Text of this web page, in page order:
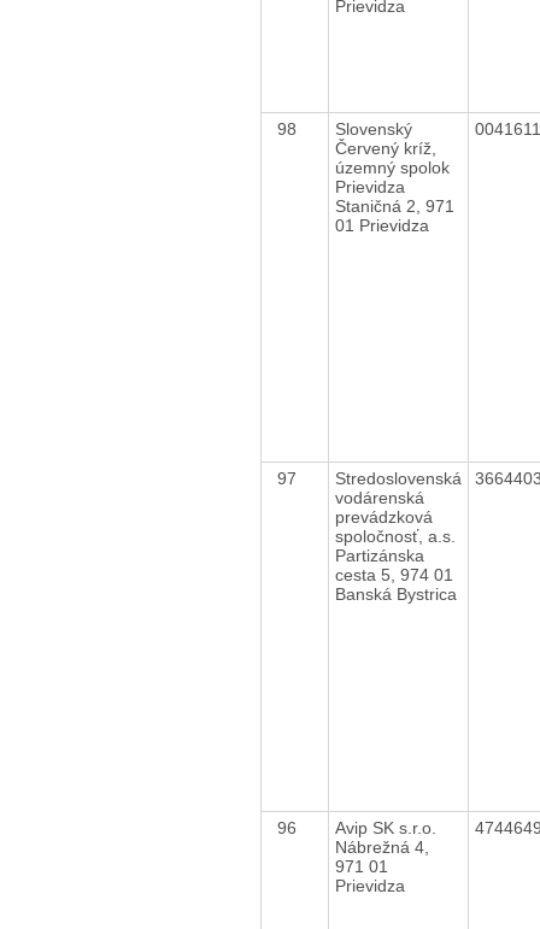
Prievidza
98
Slovenský
Červený kríž,
územný spolok
Prievidza
Staničná 2, 971
01 Prievidza
97
Stredoslovenská
vodárenská
prevádzková
spoločnosť, a.s.
Partizánska
cesta 5, 974 01
Banská Bystrica
96
Avip SK s.r.o.
Nábrežná 4,
971 01
Prievidza